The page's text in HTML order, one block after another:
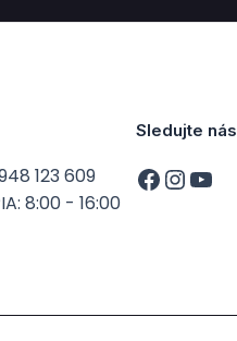
123 609
8:00 - 16:00
Sledujte nás